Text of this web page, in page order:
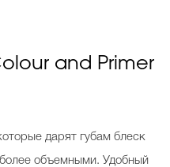
and Primer
дарят губам блеск
объемными. Удобный